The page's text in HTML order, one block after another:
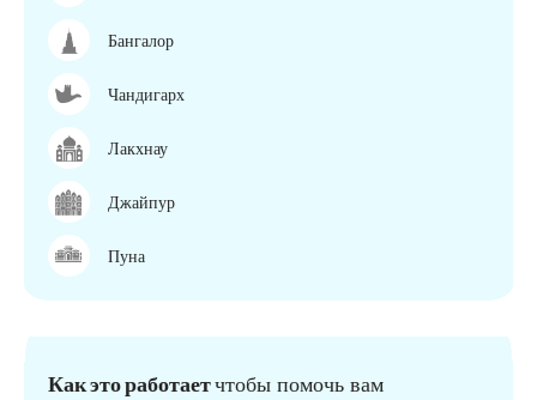
Бангалор
Чандигарх
Лакхнау
Джайпур
Пуна
Как это работаетчтобы помочь вам